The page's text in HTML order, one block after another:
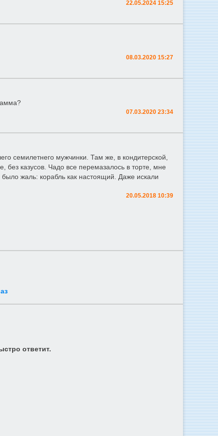
22.05.2024 15:25
08.03.2020 15:27
07.03.2020 23:34
семилетнего мужчинки. Там же, в кондитерской,
без казусов. Чадо все перемазалось в торте, мне
было жаль: корабль как настоящий. Даже искали
20.05.2018 10:39
ответит.